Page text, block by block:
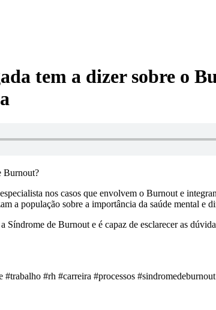
tem a dizer sobre o
Burnout?
nos casos que envolvem o Burnout e
a população sobre a importância da saúde mental e
de Burnout e é capaz de esclarecer as
#rh #carreira #processos